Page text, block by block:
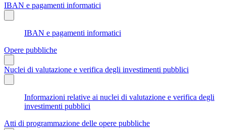
IBAN e pagamenti informatici
IBAN e pagamenti informatici
Opere pubbliche
Nuclei di valutazione e verifica degli investimenti pubblici
Informazioni relative ai nuclei di valutazione e verifica degli
investimenti pubblici
Atti di programmazione delle opere pubbliche